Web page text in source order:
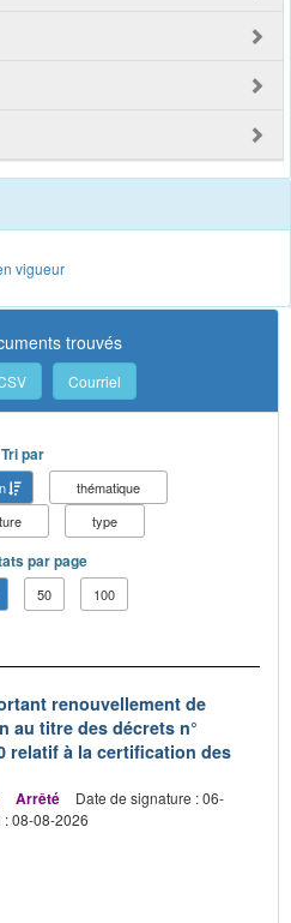
vigueur
trouvés
Courriel
Tri par
thématique
type
par page
50 100
renouvellement de
au titre des décrets n°
relatif à la certification des
Arrêté
Date de signature : 06-
08-08-2026